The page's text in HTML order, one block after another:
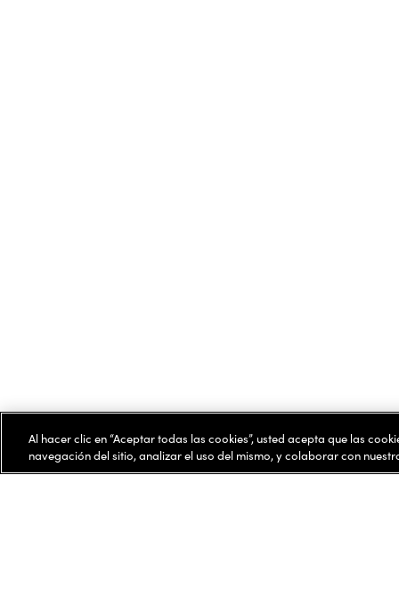
Al hacer clic en “Aceptar todas las cookies”, usted acepta que las
navegación del sitio, analizar el uso del mismo, y colaborar con